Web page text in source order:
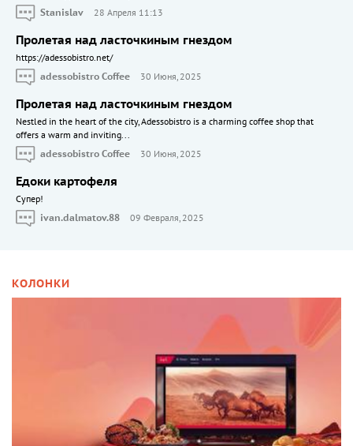
Stanislav
28 Апреля 11:13
Пролетая над ласточкиным гнездом
https://adessobistro.net/
adessobistro Coffee
30 Июня, 2025
Пролетая над ласточкиным гнездом
Nestled in the heart of the city, Adessobistro is a charming coffee shop that
offers a warm and inviting...
adessobistro Coffee
30 Июня, 2025
Едоки картофеля
Cупер!
ivan.dalmatov.88
09 Февраля, 2025
КОЛОНКИ